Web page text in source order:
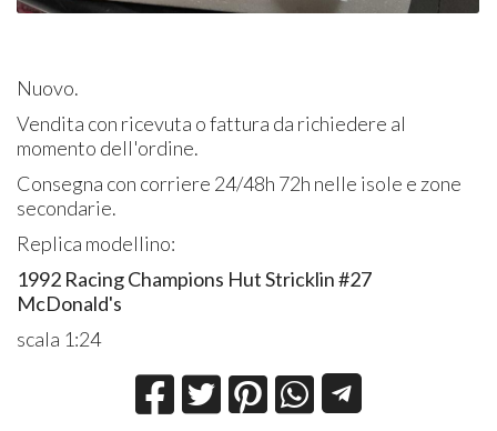
Nuovo.
Vendita con ricevuta o fattura da richiedere al
momento dell'ordine.
Consegna con corriere 24/48h 72h nelle isole e zone
secondarie.
Replica modellino:
1992 Racing Champions Hut Stricklin #27
McDonald's
scala 1:24